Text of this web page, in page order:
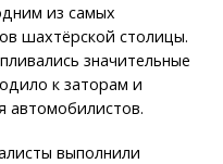
из самых
шахтёрской столицы.
значительные
к заторам и
автомобилистов.
выполнили